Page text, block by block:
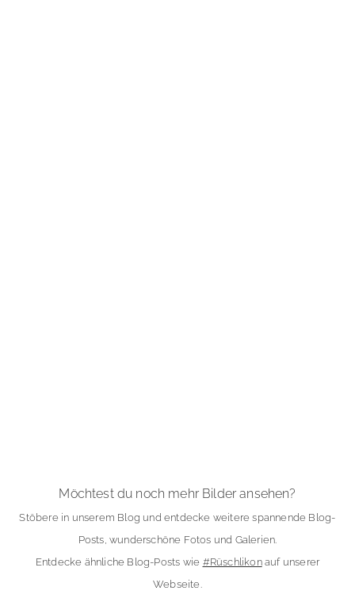
Möchtest du noch mehr Bilder ansehen?
Stöbere in unserem Blog und entdecke weitere spannende Blog-
Posts, wunderschöne Fotos und Galerien.
Entdecke ähnliche Blog-Posts wie #Rüschlikonauf unserer
Webseite.